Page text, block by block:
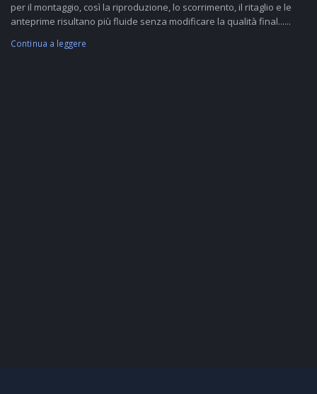
per il montaggio, così la riproduzione, lo scorrimento, il ritaglio e le
anteprime risultano più fluide senza modificare la qualità final......
Continua a leggere